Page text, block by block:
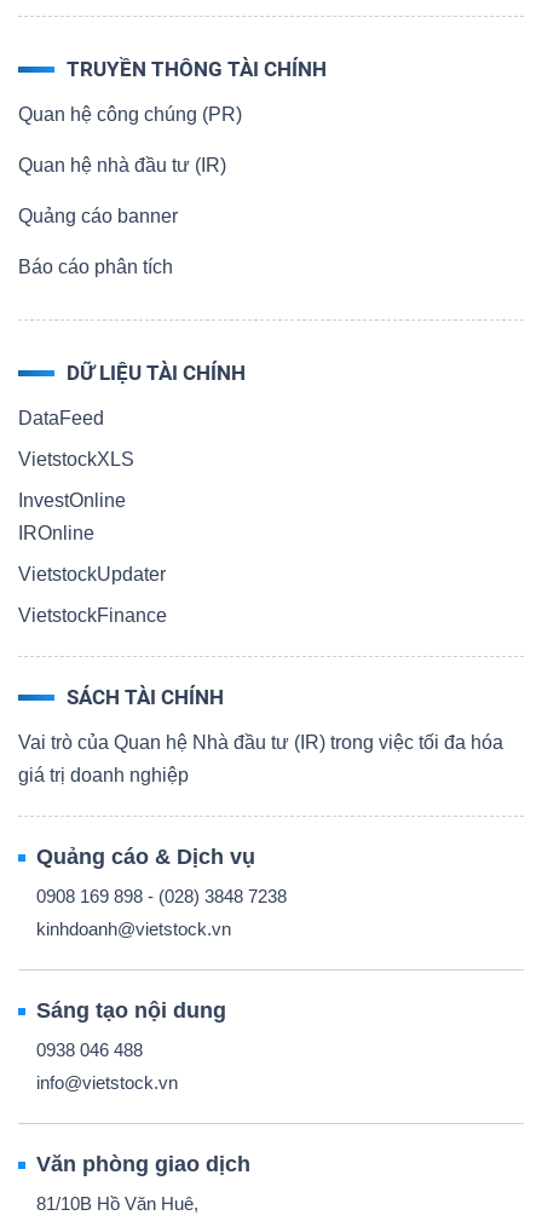
TRUYỀN THÔNG TÀI CHÍNH
Quan hệ công chúng (PR)
Quan hệ nhà đầu tư (IR)
Quảng cáo banner
Báo cáo phân tích
DỮ LIỆU TÀI CHÍNH
DataFeed
VietstockXLS
InvestOnline
IROnline
VietstockUpdater
VietstockFinance
SÁCH TÀI CHÍNH
Vai trò của Quan hệ Nhà đầu tư (IR) trong việc tối đa hóa
giá trị doanh nghiệp
Quảng cáo & Dịch vụ
0908 169 898 - (028) 3848 7238
kinhdoanh@vietstock.vn
Sáng tạo nội dung
0938 046 488
info@vietstock.vn
Văn phòng giao dịch
81/10B Hồ Văn Huê,